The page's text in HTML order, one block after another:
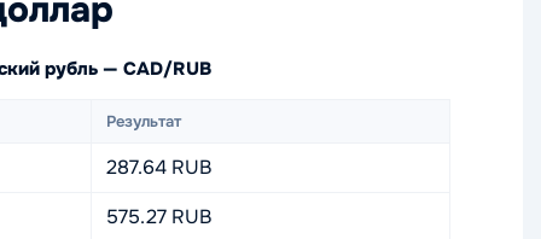
рубль — CAD/RUB
Результат
287.64 RUB
575.27 RUB